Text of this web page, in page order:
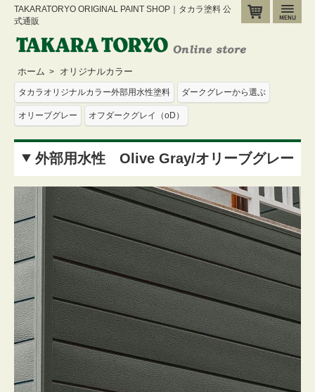
カート
TAKARATORYO ORIGINAL PAINT SHOP｜タカラ塗料 公
式通販
ホーム > オリジナルカラー
タカラオリジナルカラー外部用水性塗料 ダークグレーから選ぶ
オリーブグレー オフダークグレイ（oD）
外部用水性 Olive Gray/オリーブグレー